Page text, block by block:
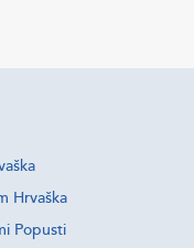
Hrvaška
Popusti